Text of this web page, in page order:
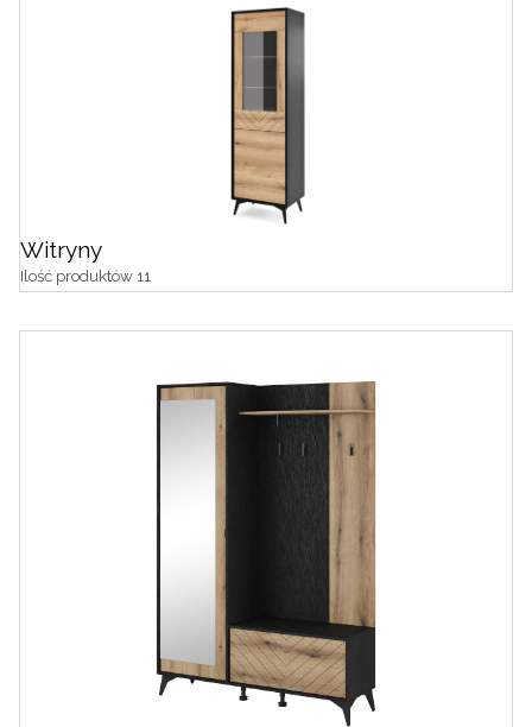
Witryny
Ilość produktów 11